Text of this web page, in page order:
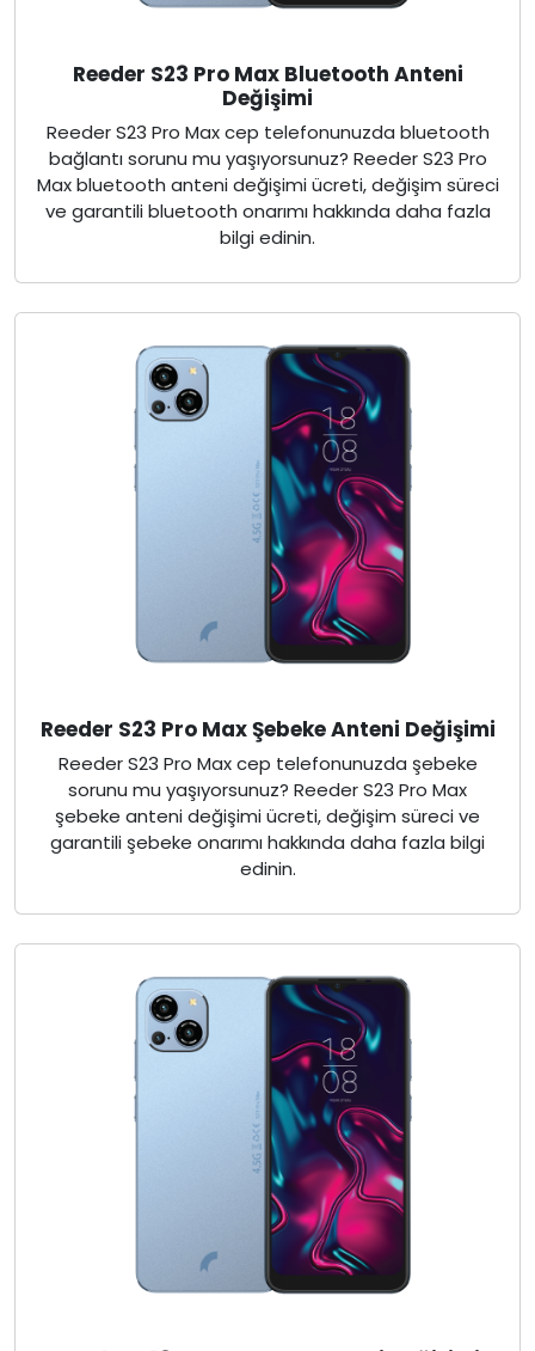
Reeder S23 Pro Max Bluetooth Anteni
Değişimi
Reeder S23 Pro Max cep telefonunuzda bluetooth
bağlantı sorunu mu yaşıyorsunuz? Reeder S23 Pro
Max bluetooth anteni değişimi ücreti, değişim süreci
ve garantili bluetooth onarımı hakkında daha fazla
bilgi edinin.
Reeder S23 Pro Max Şebeke Anteni Değişimi
Reeder S23 Pro Max cep telefonunuzda şebeke
sorunu mu yaşıyorsunuz? Reeder S23 Pro Max
şebeke anteni değişimi ücreti, değişim süreci ve
garantili şebeke onarımı hakkında daha fazla bilgi
edinin.